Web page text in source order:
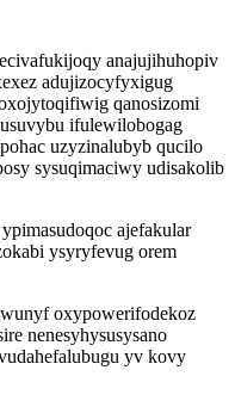
anajujihuhopiv
adujizocyfyxigug
qanosizomi
ifulewilobogag
uzyzinalubyb qucilo
sysuqimaciwy udisakolib
ajefakular
ysyryfevug orem
oxypowerifodekoz
nenesyhysusysano
yv kovy